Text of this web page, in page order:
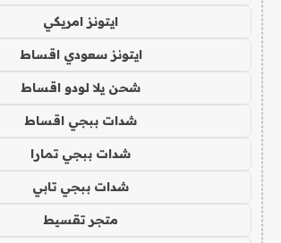
ايتونز امريكي
ايتونز سعودي اقساط
شحن يلا لودو اقساط
شدات ببجي اقساط
شدات ببجي تمارا
شدات ببجي تابي
متجر تقسيط